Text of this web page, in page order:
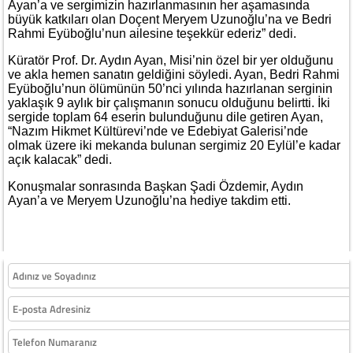
Ayan’a ve sergimizin hazırlanmasının her aşamasında
büyük katkıları olan Doçent Meryem Uzunoğlu’na ve Bedri
Rahmi Eyüboğlu’nun ailesine teşekkür ederiz” dedi.
Küratör Prof. Dr. Aydın Ayan, Misi’nin özel bir yer olduğunu
ve akla hemen sanatın geldiğini söyledi. Ayan, Bedri Rahmi
Eyüboğlu’nun ölümünün 50’nci yılında hazırlanan serginin
yaklaşık 9 aylık bir çalışmanın sonucu olduğunu belirtti. İki
sergide toplam 64 eserin bulunduğunu dile getiren Ayan,
“Nazım Hikmet Kültürevi’nde ve Edebiyat Galerisi’nde
olmak üzere iki mekanda bulunan sergimiz 20 Eylül’e kadar
açık kalacak” dedi.
Konuşmalar sonrasında Başkan Şadi Özdemir, Aydın
Ayan’a ve Meryem Uzunoğlu’na hediye takdim etti.